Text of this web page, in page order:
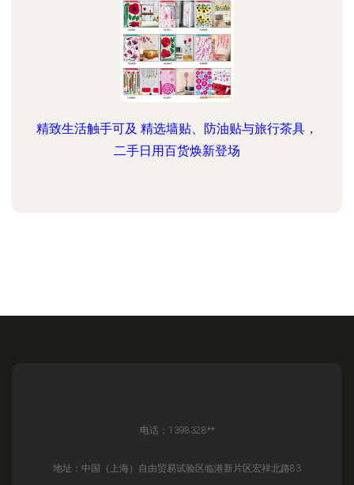
精致生活触手可及 精选墙贴、防油贴与旅行茶具，
二手日用百货焕新登场
电话：1398328**
地址：中国（上海）自由贸易试验区临港新片区宏祥北路83